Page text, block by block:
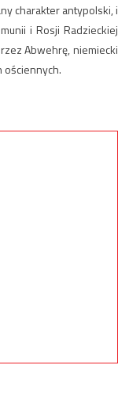
charakter antypolski, i
i Rosji Radzieckiej
Abwehrę, niemiecki
ościennych.